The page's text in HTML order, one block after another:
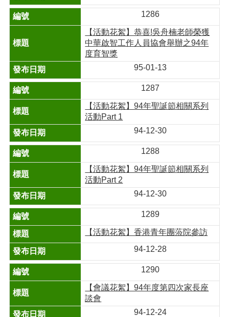
1286
【活動花絮】恭喜!吳舟楠老師榮獲
中華啟智工作人員協會舉辦之94年
度育智獎
95-01-13
1287
【活動花絮】94年聖誕節相關系列
活動Part 1
94-12-30
1288
【活動花絮】94年聖誕節相關系列
活動Part 2
94-12-30
1289
【活動花絮】香港青年團蒞院參訪
94-12-28
1290
【會議花絮】94年度第四次家長座
談會
94-12-24